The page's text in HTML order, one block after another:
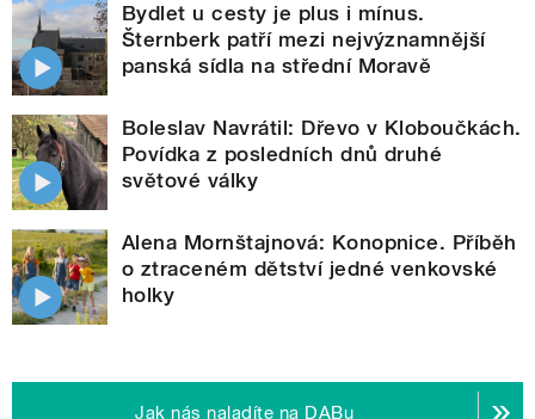
Bydlet u cesty je plus i mínus.
Šternberk patří mezi nejvýznamnější
panská sídla na střední Moravě
Boleslav Navrátil: Dřevo v Kloboučkách.
Povídka z posledních dnů druhé
světové války
Alena Mornštajnová: Konopnice. Příběh
o ztraceném dětství jedné venkovské
holky
Jak nás naladíte na DABu